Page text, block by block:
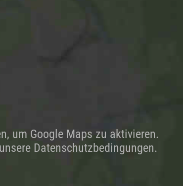
um Google Maps zu aktivieren.
Datenschutzbedingungen.